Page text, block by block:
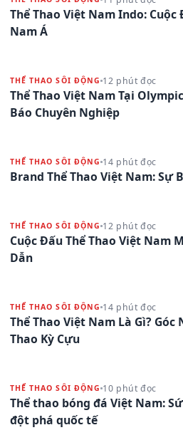
Thể Thao Việt Nam Indo:
Nam Á
THỂ THAO SÔI ĐỘNG 12 phút đọc
Thể Thao Việt Nam Tại
Báo Chuyên Nghiệp
THỂ THAO SÔI ĐỘNG 14 phút đọc
Brand Thể Thao Việt Nam: Sự
THỂ THAO SÔI ĐỘNG 12 phút đọc
Cuộc Đấu Thể Thao Việt Nam
Dẫn
THỂ THAO SÔI ĐỘNG 14 phút đọc
Thể Thao Việt Nam Là Gì?
Thao Kỳ Cựu
THỂ THAO SÔI ĐỘNG 10 phút đọc
Thể thao bóng đá Việt Nam:
đột phá quốc tế